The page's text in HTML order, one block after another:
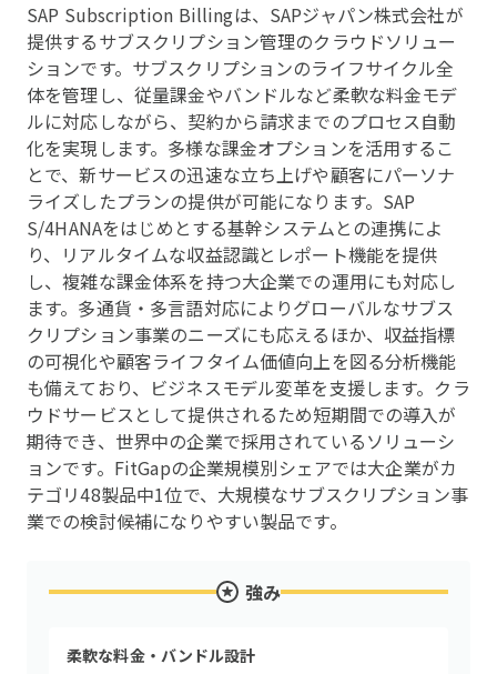
SAP Subscription Billingは、SAPジャパン株式会社が
提供するサブスクリプション管理のクラウドソリュー
ションです。サブスクリプションのライフサイクル全
体を管理し、従量課金やバンドルなど柔軟な料金モデ
ルに対応しながら、契約から請求までのプロセス自動
化を実現します。多様な課金オプションを活用するこ
とで、新サービスの迅速な立ち上げや顧客にパーソナ
ライズしたプランの提供が可能になります。SAP
S/4HANAをはじめとする基幹システムとの連携によ
り、リアルタイムな収益認識とレポート機能を提供
し、複雑な課金体系を持つ大企業での運用にも対応し
ます。多通貨・多言語対応によりグローバルなサブス
クリプション事業のニーズにも応えるほか、収益指標
の可視化や顧客ライフタイム価値向上を図る分析機能
も備えており、ビジネスモデル変革を支援します。クラ
ウドサービスとして提供されるため短期間での導入が
期待でき、世界中の企業で採用されているソリューシ
ョンです。FitGapの企業規模別シェアでは大企業がカ
テゴリ48製品中1位で、大規模なサブスクリプション事
業での検討候補になりやすい製品です。
強み
柔軟な料金・バンドル設計